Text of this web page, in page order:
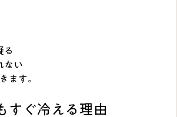
る
ない
ます。
すぐ冷える理由